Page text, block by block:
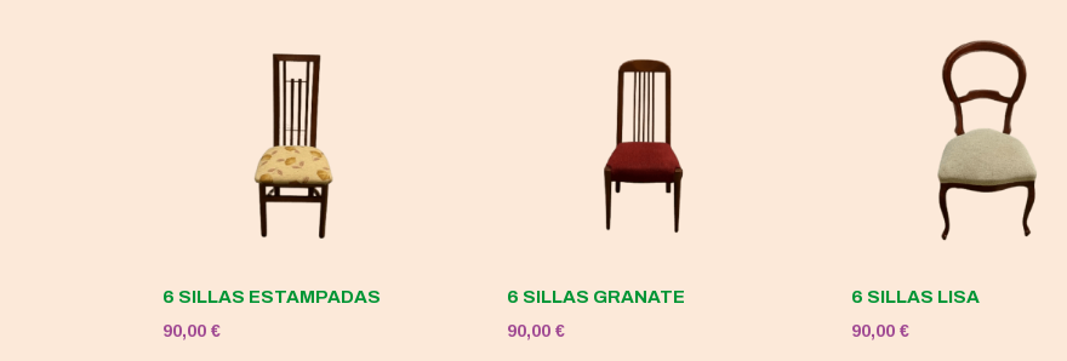
6 SILLAS ESTAMPADAS
90,00€
6 SILLAS GRANATE
90,00 €
6 SILLAS LISA
90,00 €